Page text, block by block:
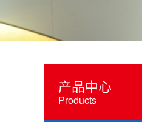
产品中心
Products